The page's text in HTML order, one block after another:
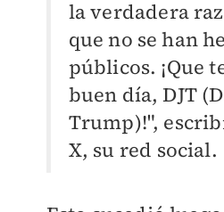
la verdadera
que no se han
públicos. ¡Que
buen día, DJT
Trump)!",
X, su red social.